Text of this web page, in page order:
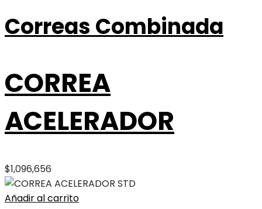
Correas Combinada
CORREA
ACELERADOR
$1,096,656
Añadir al carrito